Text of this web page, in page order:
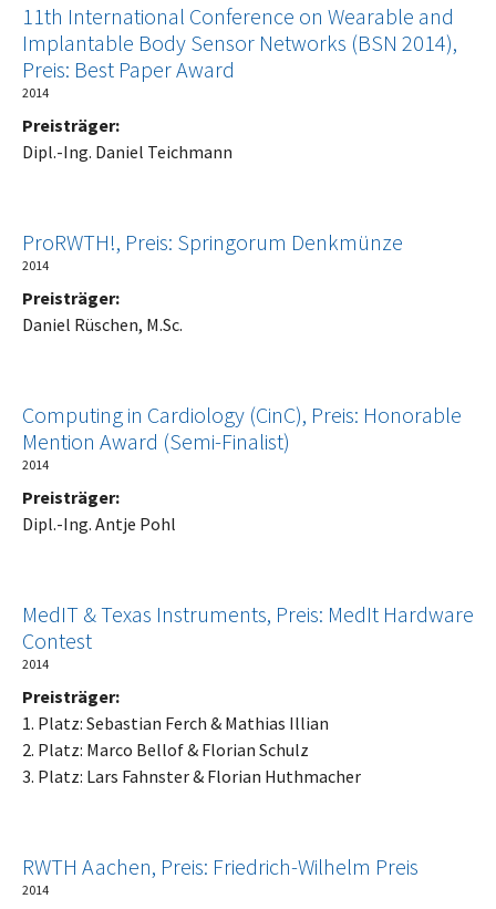
11th International Conference on Wearable and
Implantable Body Sensor Networks (BSN 2014),
Preis: Best Paper Award
2014
Preisträger:
Dipl.-Ing. Daniel Teichmann
ProRWTH!, Preis: Springorum Denkmünze
2014
Preisträger:
Daniel Rüschen, M.Sc.
Computing in Cardiology (CinC), Preis: Honorable
Mention Award (Semi-Finalist)
2014
Preisträger:
Dipl.-Ing. Antje Pohl
MedIT & Texas Instruments, Preis: MedIt Hardware
Contest
2014
Preisträger:
1. Platz: Sebastian Ferch & Mathias Illian
2. Platz: Marco Bellof & Florian Schulz
3. Platz: Lars Fahnster & Florian Huthmacher
RWTH Aachen, Preis: Friedrich-Wilhelm Preis
2014